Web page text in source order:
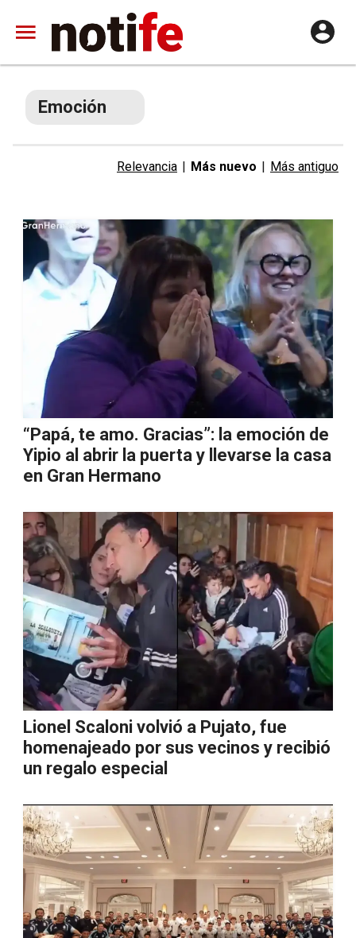
Emoción
Relevancia | Más nuevo | Más antiguo
“Papá, te amo. Gracias”: la emoción de
Yipio al abrir la puerta y llevarse la casa
en Gran Hermano
Lionel Scaloni volvió a Pujato, fue
homenajeado por sus vecinos y recibió
un regalo especial